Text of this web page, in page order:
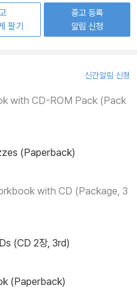
팔기
중고 등록
알림 신청
신간알림 신청
with CD-ROM Pack (Pack
(Paperback)
with CD (Package, 3
(CD 2장, 3rd)
(Paperback)